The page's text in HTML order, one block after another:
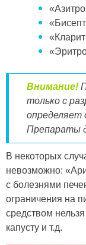
Внимание!
только с
определяет
Препараты
В некоторых
невозможно:
с болезнями
ограничения на
средством
капусту и т.д.